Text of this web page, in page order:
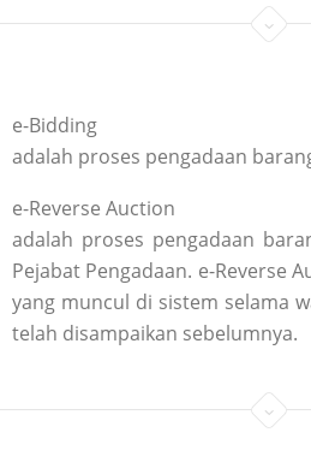
e-Bidding
adalah proses pengadaan
e-Reverse Auction
adalah proses pengadaan
Pejabat Pengadaan. e-Reverse
yang muncul di sistem selama
telah disampaikan sebelumnya.